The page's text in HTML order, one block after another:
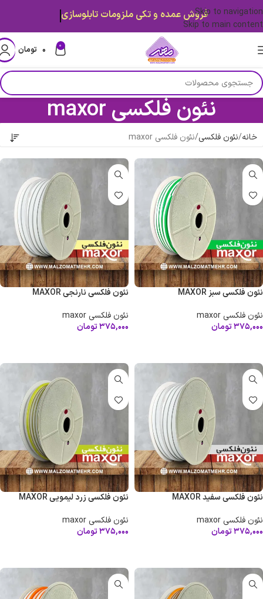
Skip to navigation
Skip to main content
0 ۰ تومان
نئون فلکسی maxor
خانه نئون فلکسی نئون فلکسی maxor
نئون فلکسی سبز MAXOR
نئون فلکسی maxor
۳۷۵,۰۰۰تومان
نئون فلکسی نارنجی MAXOR
نئون فلکسی maxor
۳۷۵,۰۰۰تومان
نئون فلکسی سفید MAXOR
نئون فلکسی maxor
۳۷۵,۰۰۰تومان
نئون فلکسی زرد لیمویی MAXOR
نئون فلکسی maxor
۳۷۵,۰۰۰تومان
قیمت ها بروز میباشد.